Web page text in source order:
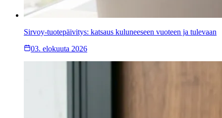
Sirvoy-tuotepäivitys: katsaus kuluneeseen vuoteen ja tulevaan
03. elokuuta 2026